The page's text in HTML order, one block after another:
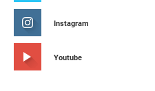
Instagram
Youtube